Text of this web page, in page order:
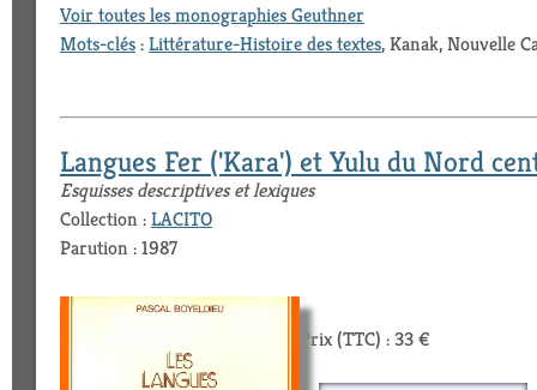
Voir toutes les monographies Geuthner
Mots-clés:Littérature-Histoire des textes, Kanak, Nouvelle
Langues Fer ('Kara') et Yulu du Nord
Esquisses descriptives et lexiques
Collection :LACITO
Parution : 1987
Prix (TTC) : 33 €